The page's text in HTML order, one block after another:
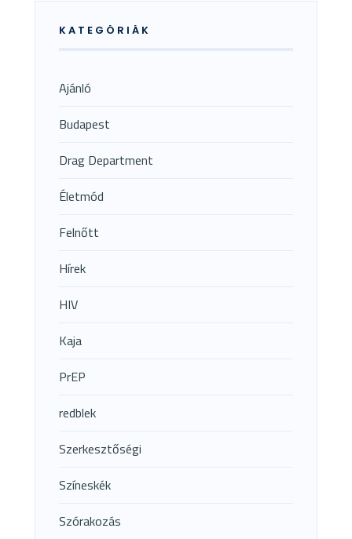
KATEGÓRIÁK
Ajánló
Budapest
Drag Department
Életmód
Felnőtt
Hírek
HIV
Kaja
PrEP
redblek
Szerkesztőségi
Színeskék
Szórakozás